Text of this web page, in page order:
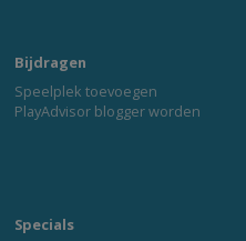
Bijdragen
Speelplek toevoegen
PlayAdvisor blogger worden
Specials